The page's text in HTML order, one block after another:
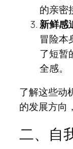
的亲密
新鲜感
冒险本
了短暂
全感。
了解这些动
的发展方向
二、自